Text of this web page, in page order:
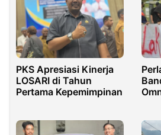
PKS Apresiasi Kinerja
LOSARI di Tahun
Pertama Kepemimpinan